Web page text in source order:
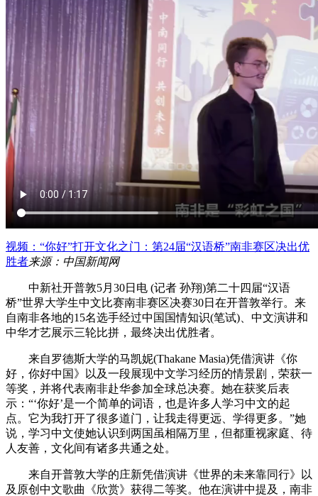
每周访谈
新闻回音
留学生杂志
视频：“你好”打开文化之门：第24届“汉语桥”南非赛区决出优
胜者来源：中国新闻网
中新社开普敦5月30日电 (记者 孙翔)第二十四届“汉语
桥”世界大学生中文比赛南非赛区决赛30日在开普敦举行。来
自南非各地的15名选手经过中国国情知识(笔试)、中文演讲和
中华才艺展示三轮比拼，最终决出优胜者。
来自罗德斯大学的马凯妮(Thakane Masia)凭借演讲《你
好，你好中国》以及一段展现中文学习经历的情景剧，荣获一
等奖，并将代表南非赴华参加全球总决赛。她在获奖后表
示：“‘你好’是一个简单的词语，也是许多人学习中文的起
点。它为我打开了很多道门，让我走得更远、学得更多。”她
说，学习中文使她认识到两国虽相隔万里，但都重视家庭、待
人友善，文化间有诸多共通之处。
来自开普敦大学的庄新凭借演讲《世界的未来靠同行》以
及原创中文歌曲《欣赏》获得二等奖。他在演讲中提及，南非